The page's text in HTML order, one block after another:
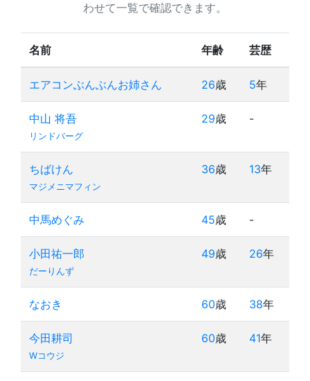
わせて一覧で確認できます。
名前 年齢 芸歴
エアコンぶんぶんお姉さん 26歳 5年
中山 将吾
リンドバーグ
29歳 -
ちばけん
マジメニマフィン
36歳 13年
中馬めぐみ 45歳 -
小田祐一郎
だーりんず
49歳 26年
なおき 60歳 38年
今田耕司
Wコウジ
60歳 41年